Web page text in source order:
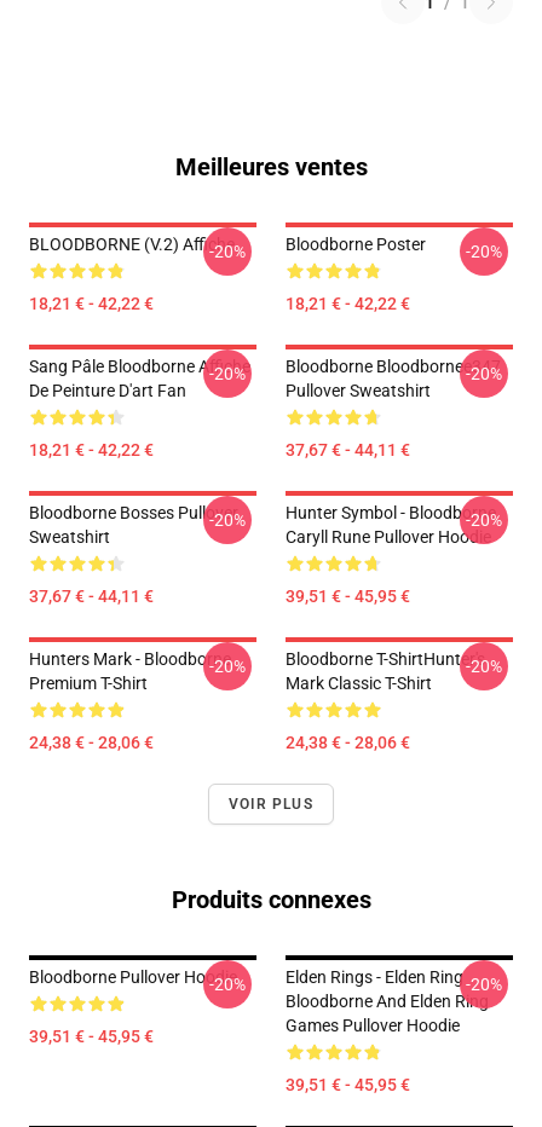
Meilleures ventes
BLOODBORNE (v.2) Affiche
18,21 € - 42,22 €
-20% Bloodborne Poster
18,21 € - 42,22 €
-20%
Sang Pâle Bloodborne Affiche
De Peinture D'art Fan
18,21 € - 42,22 €
-20%
Bloodborne Bloodbornee347
Pullover Sweatshirt
37,67 € - 44,11 €
-20%
Bloodborne Bosses Pullover
Sweatshirt
37,67 € - 44,11 €
-20%
Hunter Symbol - Bloodborne
Caryll Rune Pullover Hoodie
39,51 € - 45,95 €
-20%
Hunters Mark - Bloodborne
Premium T-Shirt
24,38 € - 28,06 €
-20%
Bloodborne T-ShirtHunter's
Mark Classic T-Shirt
24,38 € - 28,06 €
-20%
VOIR PLUS
Produits connexes
Bloodborne Pullover Hoodie
39,51 € - 45,95 €
-20%
Elden Rings - Elden Ring
Bloodborne And Elden Ring
Games Pullover Hoodie
39,51 € - 45,95 €
-20%